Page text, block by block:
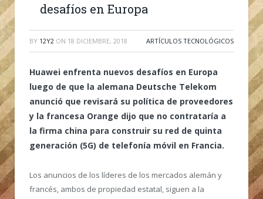
desafíos en Europa
BY 12Y2 ON 18 DICIEMBRE, 2018 ARTÍCULOS TECNOLÓGICOS
Huawei enfrenta nuevos desafíos en Europa
luego de que la alemana Deutsche Telekom
anunció que revisará su política de proveedores
y la francesa Orange dijo que no contrataría a
la firma china para construir su red de quinta
generación (5G) de telefonía móvil en Francia.
Los anuncios de los líderes de los mercados alemán y
francés, ambos de propiedad estatal, siguen a la